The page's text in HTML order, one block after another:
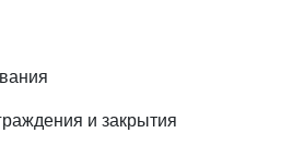
и закрытия